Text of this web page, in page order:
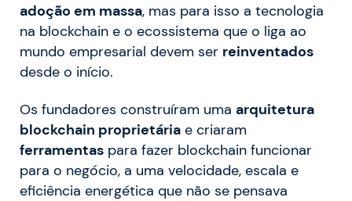
adoção em massa, mas para isso a tecnologia
na blockchain e o ecossistema que o liga ao
mundo empresarial devem ser reinventados
desde o início.
Os fundadores construíram uma arquitetura
blockchain proprietária e criaram
ferramentas para fazer blockchain funcionar
para o negócio, a uma velocidade, escala e
eficiência energética que não se pensava